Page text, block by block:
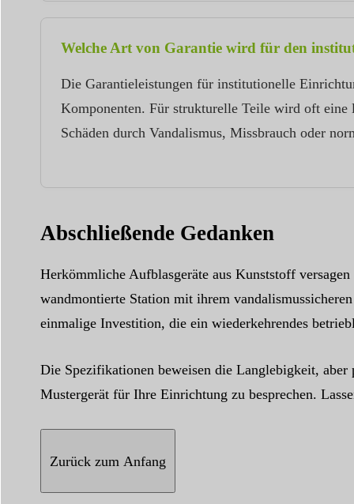
Welche Art von Garantie wird für den
Die Garantieleistungen für institutionelle
Komponenten. Für strukturelle Teile wird oft eine
Schäden durch Vandalismus, Missbrauch oder
Abschließende Gedanken
Herkömmliche Aufblasgeräte aus Kunststoff
wandmontierte Station mit ihrem
einmalige Investition, die ein wiederkehrendes
Die Spezifikationen beweisen die Langlebigkeit, aber
Mustergerät für Ihre Einrichtung zu besprechen.
Zurück zum Anfang